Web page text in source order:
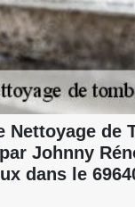
Nettoyage de
Johnny
dans le